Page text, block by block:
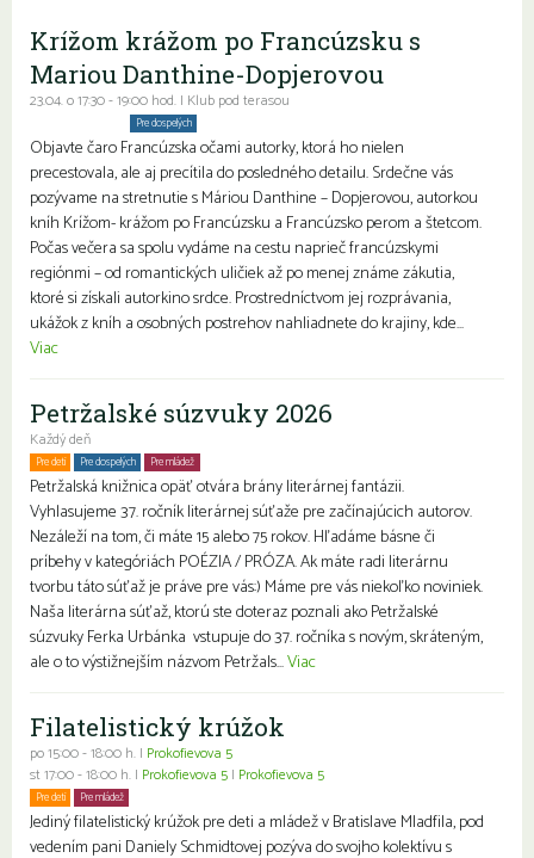
Krížom krážom po Francúzsku s
Mariou Danthine-Dopjerovou
23.04. o 17:30 - 19:00 hod. | Klub pod terasou
Pre dospelých
Objavte čaro Francúzska očami autorky, ktorá ho nielen
precestovala, ale aj precítila do posledného detailu. Srdečne vás
pozývame na stretnutie s Máriou Danthine – Dopjerovou, autorkou
kníh Krížom- krážom po Francúzsku a Francúzsko perom a štetcom.
Počas večera sa spolu vydáme na cestu naprieč francúzskymi
regiónmi – od romantických uličiek až po menej známe zákutia,
ktoré si získali autorkino srdce. Prostredníctvom jej rozprávania,
ukážok z kníh a osobných postrehov nahliadnete do krajiny, kde...
Viac
Petržalské súzvuky 2026
Každý deň
Pre deti Pre dospelých Pre mládež
Petržalská knižnica opäť otvára brány literárnej fantázii.
Vyhlasujeme 37. ročník literárnej súťaže pre začínajúcich autorov.
Nezáleží na tom, či máte 15 alebo 75 rokov. Hľadáme básne či
príbehy v kategóriách POÉZIA / PRÓZA. Ak máte radi literárnu
tvorbu táto súťaž je práve pre vás:) Máme pre vás niekoľko noviniek.
Naša literárna súťaž, ktorú ste doteraz poznali ako Petržalské
súzvuky Ferka Urbánka vstupuje do 37. ročníka s novým, skráteným,
ale o to výstižnejším názvom Petržals...Viac
Filatelistický krúžok
po 15:00 - 18:00 h. | Prokofievova 5
st 17:00 - 18:00 h. | Prokofievova 5 | Prokofievova 5
Pre deti Pre mládež
Jediný filatelistický krúžok pre deti a mládež v Bratislave Mladfila, pod
vedením pani Daniely Schmidtovej pozýva do svojho kolektívu s